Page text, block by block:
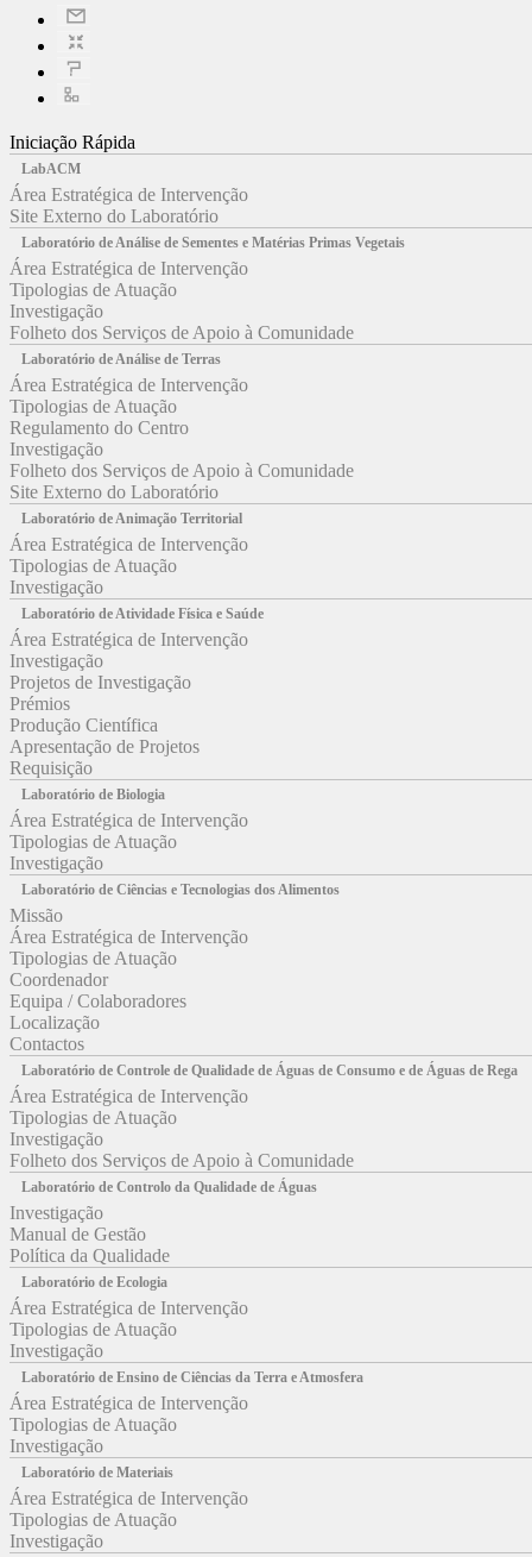
Iniciação Rápida
LabACM
Área Estratégica de Intervenção
Site Externo do Laboratório
Laboratório de Análise de Sementes e Matérias Primas Vegetais
Área Estratégica de Intervenção
Tipologias de Atuação
Investigação
Folheto dos Serviços de Apoio à Comunidade
Laboratório de Análise de Terras
Área Estratégica de Intervenção
Tipologias de Atuação
Regulamento do Centro
Investigação
Folheto dos Serviços de Apoio à Comunidade
Site Externo do Laboratório
Laboratório de Animação Territorial
Área Estratégica de Intervenção
Tipologias de Atuação
Investigação
Laboratório de Atividade Física e Saúde
Área Estratégica de Intervenção
Investigação
Projetos de Investigação
Prémios
Produção Científica
Apresentação de Projetos
Requisição
Laboratório de Biologia
Área Estratégica de Intervenção
Tipologias de Atuação
Investigação
Laboratório de Ciências e Tecnologias dos Alimentos
Missão
Área Estratégica de Intervenção
Tipologias de Atuação
Coordenador
Equipa / Colaboradores
Localização
Contactos
Laboratório de Controle de Qualidade de Águas de Consumo e de Águas de Rega
Área Estratégica de Intervenção
Tipologias de Atuação
Investigação
Folheto dos Serviços de Apoio à Comunidade
Laboratório de Controlo da Qualidade de Águas
Investigação
Manual de Gestão
Política da Qualidade
Laboratório de Ecologia
Área Estratégica de Intervenção
Tipologias de Atuação
Investigação
Laboratório de Ensino de Ciências da Terra e Atmosfera
Área Estratégica de Intervenção
Tipologias de Atuação
Investigação
Laboratório de Materiais
Área Estratégica de Intervenção
Tipologias de Atuação
Investigação